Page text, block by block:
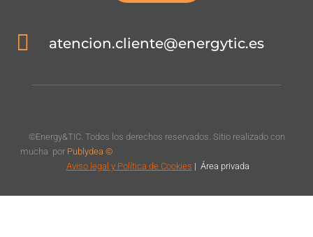
 atencion.cliente@energytic.es
©Energy&TIC. Todos los derechos reservados. Sitio realizado con
mucha por Publydea ©
Aviso legal y Política de Cookies | Área privada